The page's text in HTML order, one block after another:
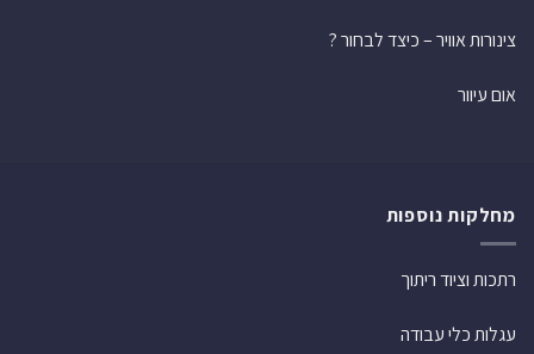
צינורות אוויר – כיצד לבחור ?
אום עיוור
מחלקות נוספות
רתכות וציוד ריתוך
עגלות כלי עבודה